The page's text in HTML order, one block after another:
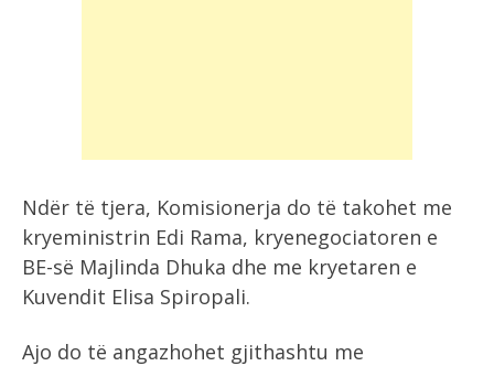
Ndër të tjera, Komisionerja do të takohet me
kryeministrin Edi Rama, kryenegociatoren e
BE-së Majlinda Dhuka dhe me kryetaren e
Kuvendit Elisa Spiropali.
Ajo do të angazhohet gjithashtu me